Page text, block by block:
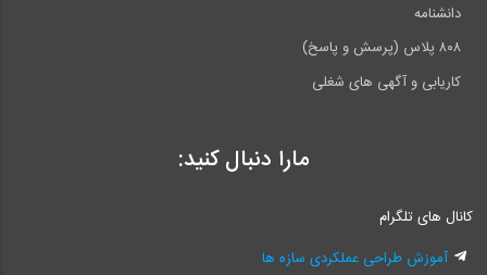
دانشنامه
۸۰۸ پلاس (پرسش و پاسخ)
کاریابی و آگهی های شغلی
مارا دنبال کنید:
کانال های تلگرام
آموزش طراحی عملکردی سازه ها